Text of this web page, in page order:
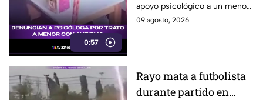
0:57
apoyo psicológico a un menor
con autismo no verbal, tras
09 agosto, 2026
Rayo mata a futbolista
durante partido en